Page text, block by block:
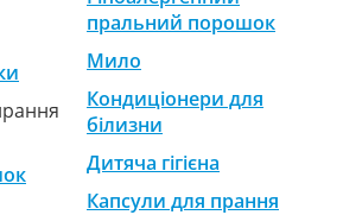
пральний порошок
Мило
Кондиціонери для
білизни
Дитяча гігієна
Капсули для прання